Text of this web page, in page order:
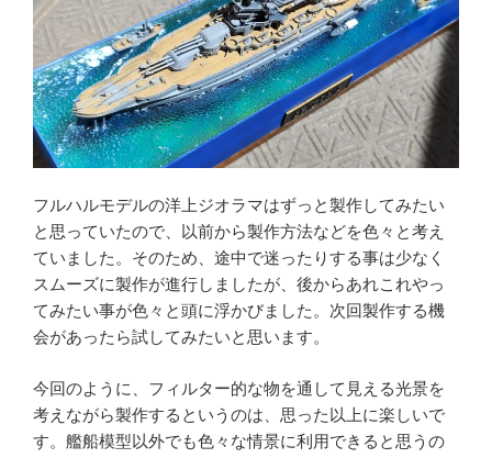
フルハルモデルの洋上ジオラマはずっと製作してみたい
と思っていたので、以前から製作方法などを色々と考え
ていました。そのため、途中で迷ったりする事は少なく
スムーズに製作が進行しましたが、後からあれこれやっ
てみたい事が色々と頭に浮かびました。次回製作する機
会があったら試してみたいと思います。
今回のように、フィルター的な物を通して見える光景を
考えながら製作するというのは、思った以上に楽しいで
す。艦船模型以外でも色々な情景に利用できると思うの